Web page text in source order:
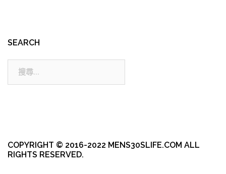
SEARCH
COPYRIGHT © 2016-2022 MENS30SLIFE.COM ALL
RIGHTS RESERVED.